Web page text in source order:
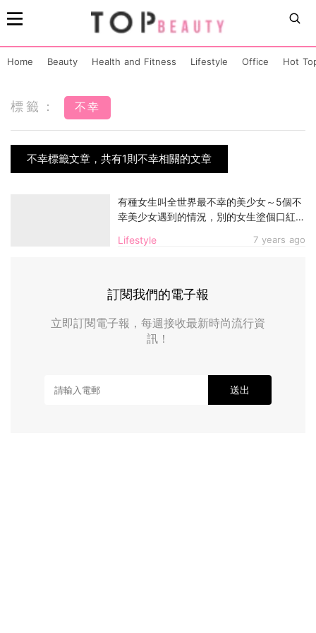
Home Beauty Health and Fitness Lifestyle Office Hot
標籤： 不幸
不幸標籤文章，共有1則不幸相關的文章
Lifestyle 7 years ago
有種女生叫全世界最不幸的美少女～5個不
幸美少女遇到的情況，別的女生塗個口紅都
訂閱我們的電子報
立即訂閱電子報，每週接收最新時尚流行資
訊！
送出